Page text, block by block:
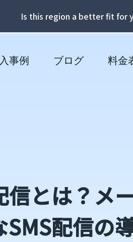
事例 ブログ 料金
信とは？メ
配信の
Is this region a better fit for